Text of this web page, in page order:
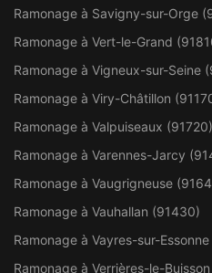
Ramonage à Savigny-sur-Orge
Ramonage à Vert-le-Grand
Ramonage à Vigneux-sur-Seine
Ramonage à Viry-Châtillon
Ramonage à Valpuiseaux (91720)
Ramonage à Varennes-Jarcy
Ramonage à Vaugrigneuse
Ramonage à Vauhallan (91430)
Ramonage à Vayres-sur-
Ramonage à Verrières-le-